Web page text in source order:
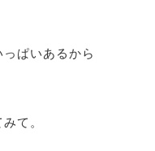
ぱいあるから
て。